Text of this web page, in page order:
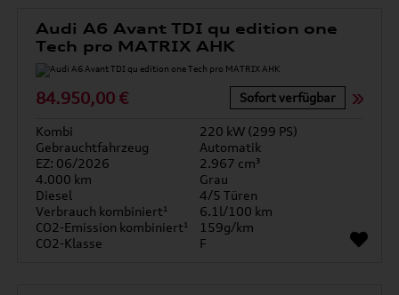
Audi A6 Avant TDI qu edition one
Tech pro MATRIX AHK
84.950,00 € Sofort verfügbar
Kombi
220 kW (299 PS)
Gebrauchtfahrzeug
Automatik
EZ: 06/2026
2.967 cm³
4.000 km
Grau
Diesel
4/5 Türen
Verbrauch kombiniert¹
6.1l/100 km
CO2-Emission kombiniert¹
159g/km
CO2-Klasse
F